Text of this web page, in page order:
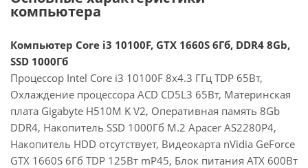
компьютера
Компьютер Core i3 10100F, GTX 1660S 6Гб, DDR4 8Gb,
SSD 1000Гб
Процессор Intel Core i3 10100F 8x4.3 ГГц TDP 65Вт,
Охлаждение процессора ACD CD5L3 65Вт, Материнская
плата Gigabyte H510M K V2, Оперативная память 8Gb
DDR4, Накопитель SSD 1000Гб M.2 Apacer AS2280P4,
Накопитель HDD отсутствует, Видеокарта nVidia GeForce
GTX 1660S 6Гб TDP 125Вт mP45, Блок питания ATX 600Вт